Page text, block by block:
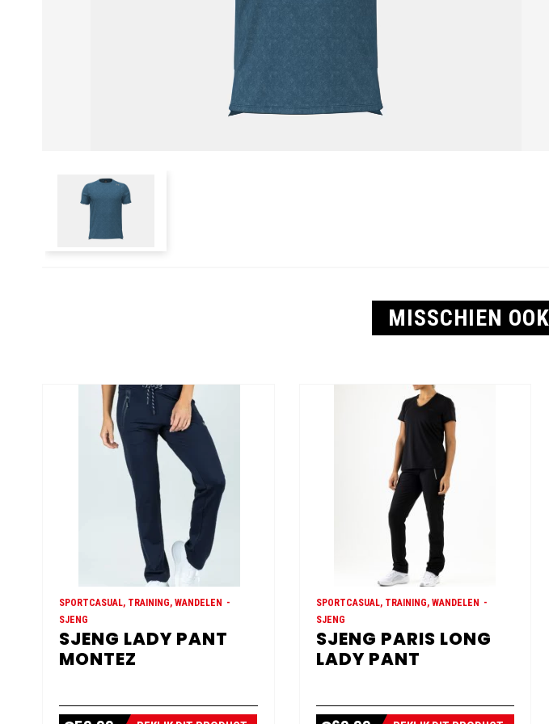
MISSCHIEN
SPORTCASUAL, TRAINING, WANDELEN
SJENG
SJENG LADY PANT
MONTEZ
SPORTCASUAL, TRAINING, WANDELEN
SJENG
SJENG PARIS LONG
LADY PANT